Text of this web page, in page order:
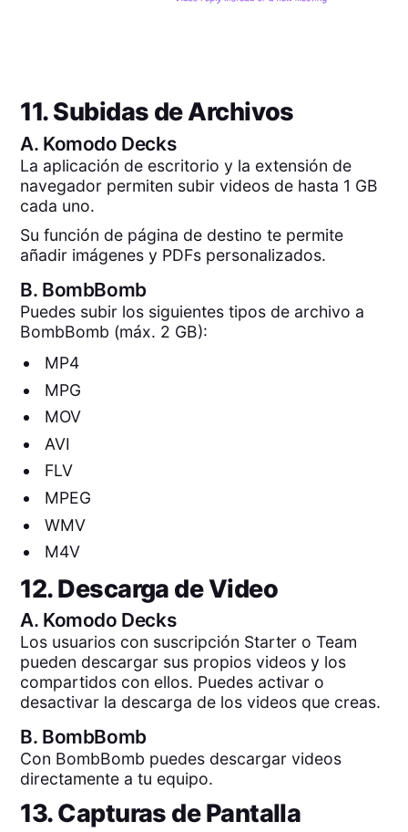
11. Subidas de Archivos
A. Komodo Decks
La aplicación de escritorio y la extensión de
navegador permiten subir videos de hasta 1 GB
cada uno.
Su función de página de destino te permite
añadir imágenes y PDFs personalizados.
B. BombBomb
Puedes subir los siguientes tipos de archivo a
BombBomb (máx. 2 GB):
MP4
MPG
MOV
AVI
FLV
MPEG
WMV
M4V
12. Descarga de Video
A. Komodo Decks
Los usuarios con suscripción Starter o Team
pueden descargar sus propios videos y los
compartidos con ellos. Puedes activar o
desactivar la descarga de los videos que creas.
B. BombBomb
Con BombBomb puedes descargar videos
directamente a tu equipo.
13. Capturas de Pantalla